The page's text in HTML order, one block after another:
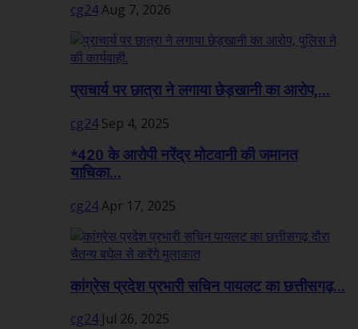
cg24Aug 7, 2026
प्राचार्य पर छात्रा ने लगाया छेड़खानी का आरोप,...
cg24 Sep 4, 2025
*420 के आरोपी नरेंद्र मोटवानी की जमानत
याचिका...
cg24Apr 17, 2025
कांग्रेस प्रदेश प्रभारी सचिन पायलट का छत्तीसगढ़...
cg24 Jul 26, 2025